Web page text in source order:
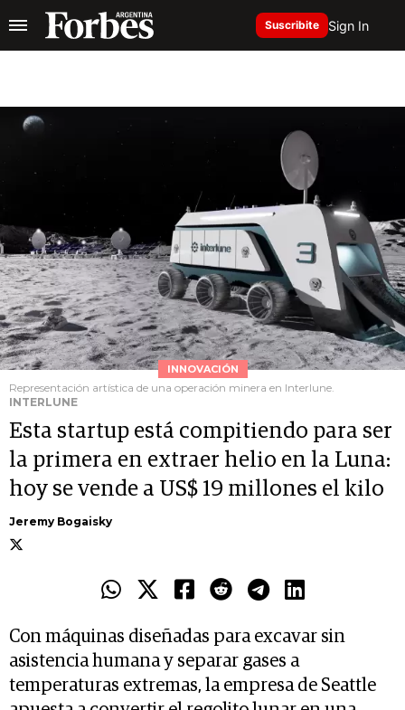
Suscribite Sign In
INNOVACIÓN
Representación artística de una operación minera en Interlune.
INTERLUNE
Esta startup está compitiendo para ser
la primera en extraer helio en la Luna:
hoy se vende a US$ 19 millones el kilo
Jeremy Bogaisky
Con máquinas diseñadas para excavar sin
asistencia humana y separar gases a
temperaturas extremas, la empresa de Seattle